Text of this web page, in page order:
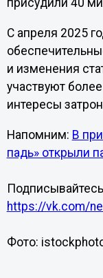
присудили 40
С апреля 2025
и изменения
участвуют
интересы
Напомним: В
падь» открыли
https://vk.com/
Фото: